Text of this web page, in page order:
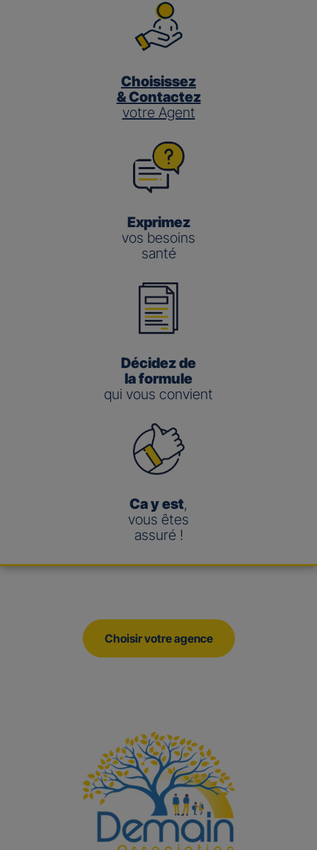
Choisissez
& Contactez
votre Agent
Exprimez
vos besoins
santé
Décidez de
la formule
qui vous convient
Ca y est,
vous êtes
assuré !
Choisir votre agence